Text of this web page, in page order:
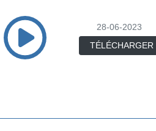
28-06-2023
TÉLÉCHARGER